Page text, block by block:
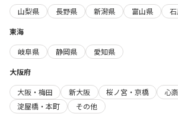
山梨県
長野県 新潟県 富山県
東海
岐阜県
静岡県
愛知県
大阪府
大阪・梅田
新大阪 桜ノ宮・京橋
心
淀屋橋・本町
その他